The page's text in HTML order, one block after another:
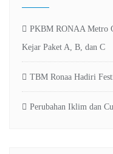
PKBM RONAA Metro
Kejar Paket A, B, dan C
TBM Ronaa Hadiri
Perubahan Iklim dan